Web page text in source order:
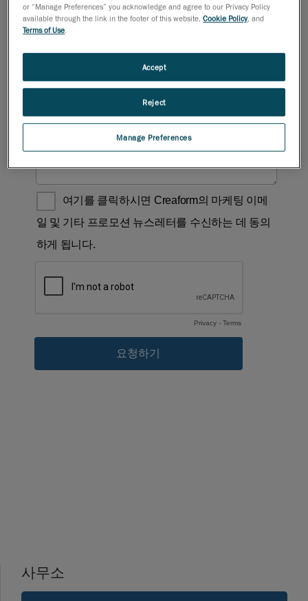
사무소
or “Manage Preferences” you acknowledge and agree to our Privacy Policy
available through the link in the footer of this website,Cookie Policy, and
Terms of Use
Manage Preferences
Reject
Accept